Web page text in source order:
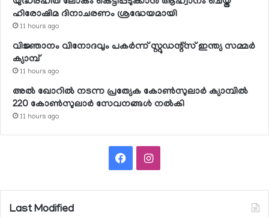
ഹിരോഷിമ ദിനാചരണം ശ്രദ്ധേയമായി
11 hours ago
വിജ്ഞാനം വിനോദവും പകര്‍ന്ന് സ്റ്റുഡന്റ്‌സ് ഇന്ത്യ സമ്മര്‍
ക്യാമ്പ്
11 hours ago
അല്‍ ഖോറില്‍ നടന്ന പ്രത്യേക കോണ്‍സുലാര്‍ ക്യാമ്പില്‍
220 കോണ്‍സുലാര്‍ സേവനങ്ങള്‍ നല്‍കി
11 hours ago
FacebookInstagram
Last Modified